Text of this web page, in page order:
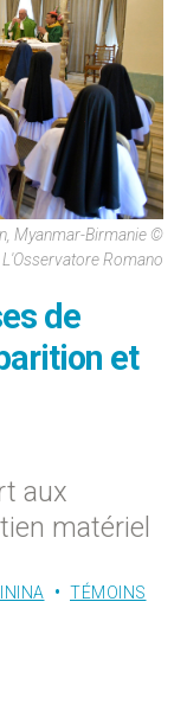
Myanmar-Birmanie ©
L'Osservatore Romano
de
et
aux
matériel
TÉMOINS